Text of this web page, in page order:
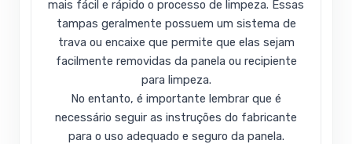
mais fácil e rápido o processo de limpeza. Essas
tampas geralmente possuem um sistema de
trava ou encaixe que permite que elas sejam
facilmente removidas da panela ou recipiente
para limpeza.
No entanto, é importante lembrar que é
necessário seguir as instruções do fabricante
para o uso adequado e seguro da panela.